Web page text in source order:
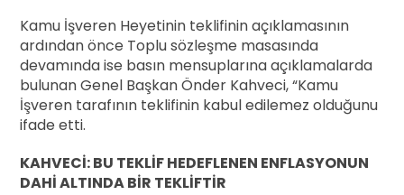
Kamu İşveren Heyetinin teklifinin açıklamasının
ardından önce Toplu sözleşme masasında
devamında ise basın mensuplarına açıklamalarda
bulunan Genel Başkan Önder Kahveci, “Kamu
İşveren tarafının teklifinin kabul edilemez olduğunu
ifade etti.
KAHVECİ: BU TEKLİF HEDEFLENEN ENFLASYONUN
DAHİ ALTINDA BİR TEKLİFTİR